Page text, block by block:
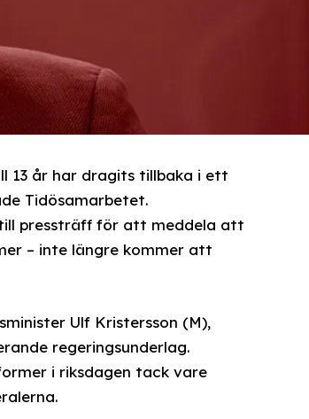
13 år har dragits tillbaka i ett
Tidösamarbetet.
pressträff för att meddela att
– inte längre kommer att
Ulf Kristersson (M),
regeringsunderlag.
i riksdagen tack vare